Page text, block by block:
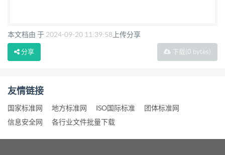
本文档由 于 2024-09-20 11:39:58 上传分享
下载(0 bytes)
分享
友情链接
国家标准网 地方标准网 ISO国际标准
团体标准网
信息安全网
各行业文件批量下载